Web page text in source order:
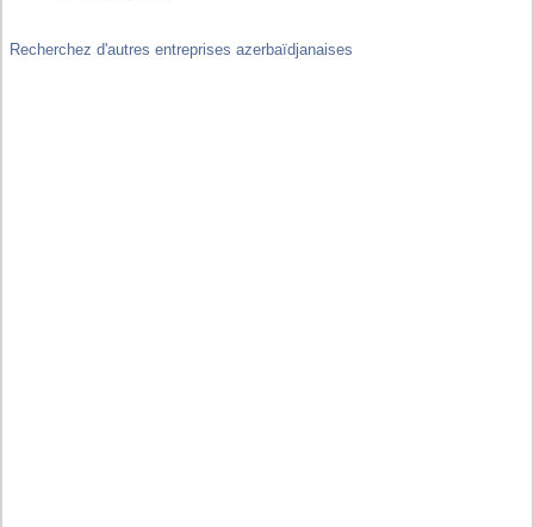
Recherchez d'autres entreprises azerbaïdjanaises